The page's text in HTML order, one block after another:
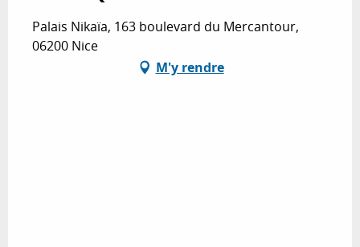
Palais Nikaïa, 163 boulevard du Mercantour,
06200 Nice
M'y rendre